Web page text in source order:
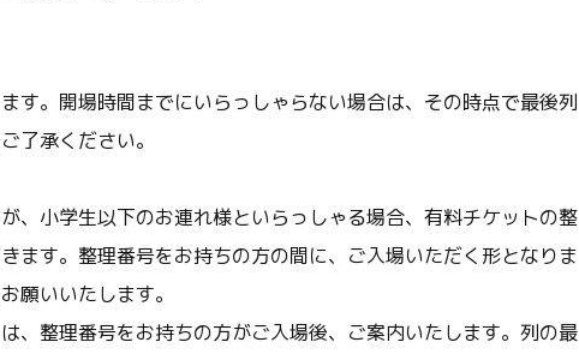
す。開場時間までにいらっしゃらない場合は、その時点で最後列
了承ください。
、小学生以下のお連れ様といらっしゃる場合、有料チケットの整
ます。整理番号をお持ちの方の間に、ご入場いただく形となりま
願いいたします。
、整理番号をお持ちの方がご入場後、ご案内いたします。列の最